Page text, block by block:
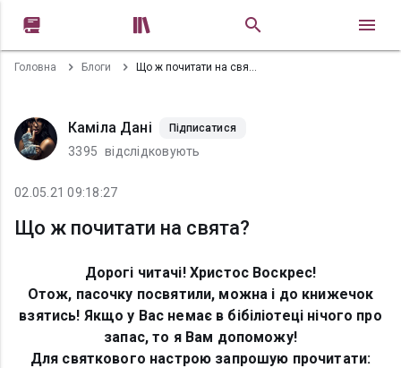
 
Головна Блоги Що ж почитати на свята?
Каміла Дані Підписатися
3395 відслідковують
02.05.21 09:18:27
Що ж почитати на свята?
Дорогі читачі! Христос Воскрес!
Отож, пасочку посвятили, можна і до книжечок
взятись! Якщо у Вас немає в бібіліотеці нічого про
запас, то я Вам допоможу!
Для святкового настрою запрошую прочитати: